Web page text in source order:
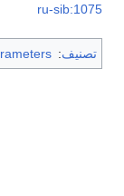
ru-sib:1075
تصنيف: